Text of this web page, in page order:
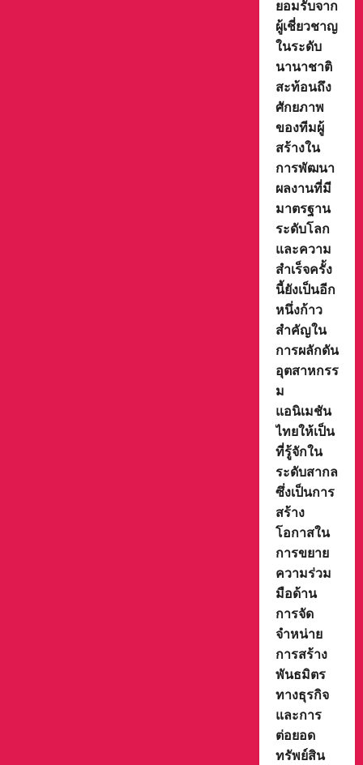
ยอมรับจาก
ผู้เชี่ยวชาญ
ในระดับ
นานาชาติ
สะท้อนถึง
ศักยภาพ
ของทีมผู้
สร้างใน
การพัฒนา
ผลงานที่มี
มาตรฐาน
ระดับโลก
และความ
สำเร็จครั้ง
นี้ยังเป็นอีก
หนึ่งก้าว
สำคัญใน
การผลักดัน
อุตสาหกรร
ม
แอนิเมชัน
ไทยให้เป็น
ที่รู้จักใน
ระดับสากล
ซึ่งเป็นการ
สร้าง
โอกาสใน
การขยาย
ความร่วม
มือด้าน
การจัด
จำหน่าย
การสร้าง
พันธมิตร
ทางธุรกิจ
และการ
ต่อยอด
ทรัพย์สิน